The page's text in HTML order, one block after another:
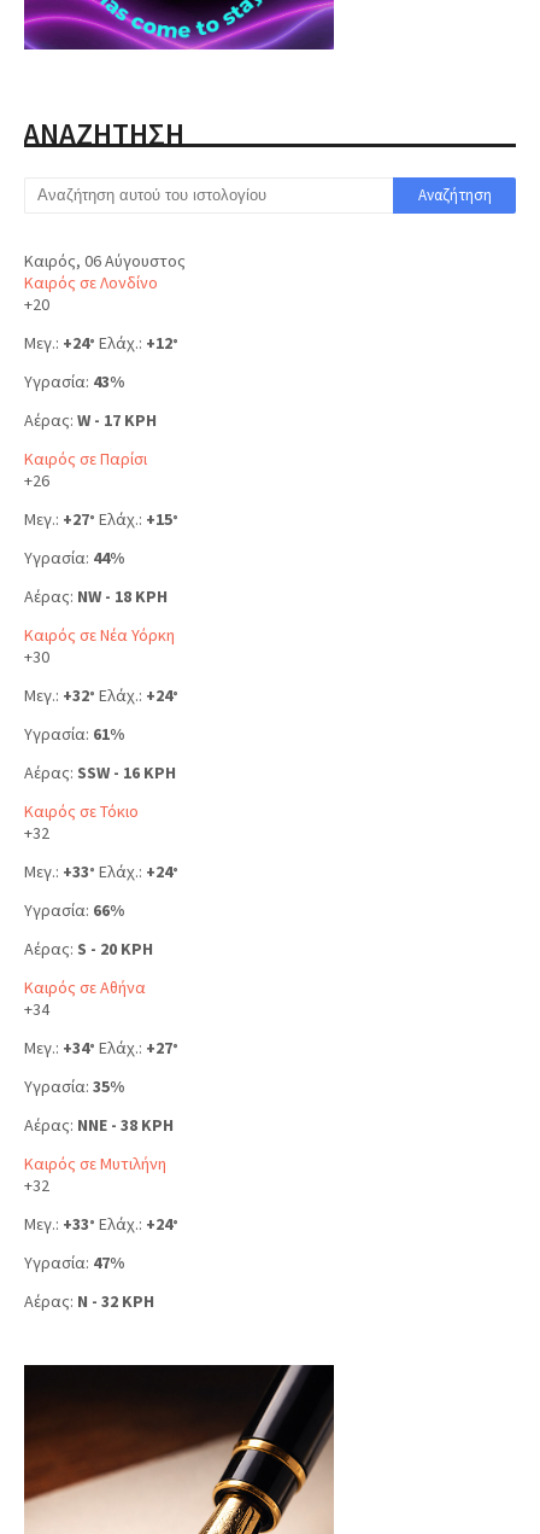
ΑΝΑΖΗΤΗΣΗ
Καιρός, 06 Αύγουστος
Καιρός σε Λονδίνο
+20
Μεγ.: +24° Ελάχ.: +12°
Υγρασία: 43%
Αέρας: W - 17 KPH
Καιρός σε Παρίσι
+26
Μεγ.: +27° Ελάχ.: +15°
Υγρασία: 44%
Αέρας: NW - 18 KPH
Καιρός σε Νέα Υόρκη
+30
Μεγ.: +32° Ελάχ.: +24°
Υγρασία: 61%
Αέρας: SSW - 16 KPH
Καιρός σε Τόκιο
+32
Μεγ.: +33° Ελάχ.: +24°
Υγρασία: 66%
Αέρας: S - 20 KPH
Καιρός σε Αθήνα
+34
Μεγ.: +34° Ελάχ.: +27°
Υγρασία: 35%
Αέρας: NNE - 38 KPH
Καιρός σε Μυτιλήνη
+32
Μεγ.: +33° Ελάχ.: +24°
Υγρασία: 47%
Αέρας: N - 32 KPH